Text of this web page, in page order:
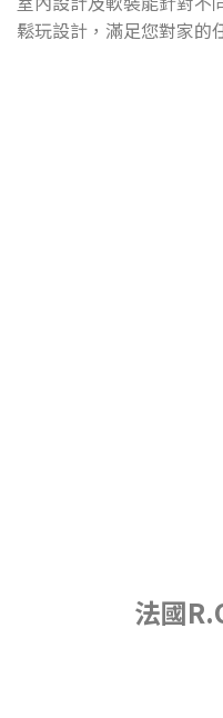
鬆玩設計，滿足您對家的
法國